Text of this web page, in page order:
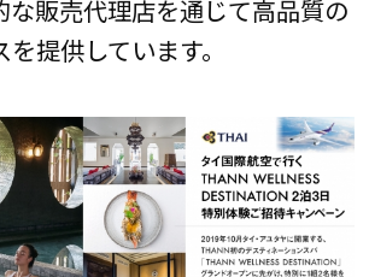
な販売代理店を通じて高品質の
提供しています。